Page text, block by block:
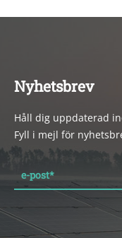
Nyhetsbrev
Håll dig uppdaterad
Fyll i mejl för
e-post*